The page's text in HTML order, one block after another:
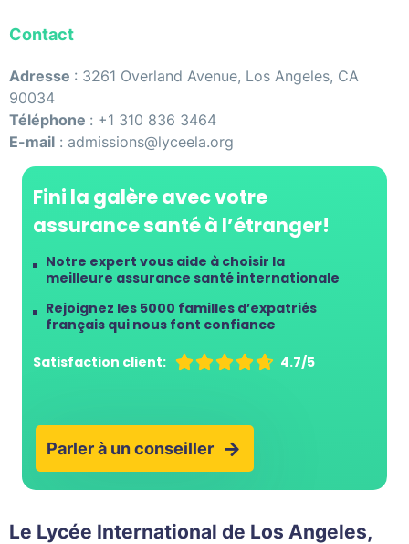
Contact
Adresse : 3261 Overland Avenue, Los Angeles, CA
90034
Téléphone : +1 310 836 3464
E-mail : admissions@lyceela.org
Fini la galère avec votre
assurance santé à l’étranger!
Notre expert vous aide à choisir la
meilleure assurance santé internationale
Rejoignez les 5000 familles d’expatriés
français qui nous font confiance
Satisfaction client:  4.7/5
Parler à un conseiller
Le Lycée International de Los Angeles,